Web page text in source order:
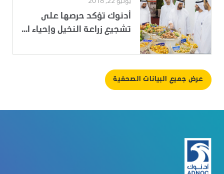
أدنوك تؤكد حرصها على
تشجيع زراعة النخيل وإحياء ا...
عرض جميع البيانات الصحفية